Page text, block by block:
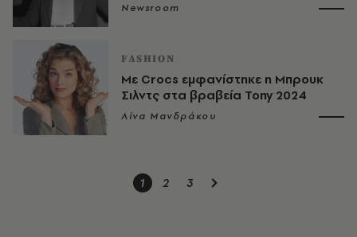
Newsroom
FASHION
Με Crocs εμφανίστηκε η Μπρουκ
Σιλντς στα βραβεία Tony 2024
Λίνα Μανδράκου
1 2 3